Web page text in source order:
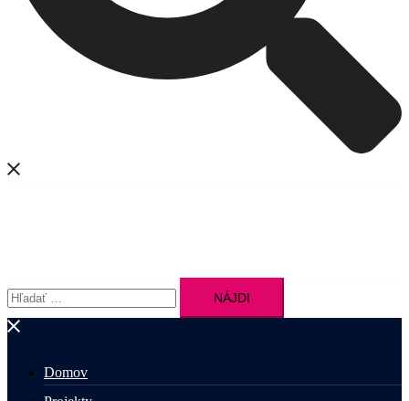
Hľadať:
Domov